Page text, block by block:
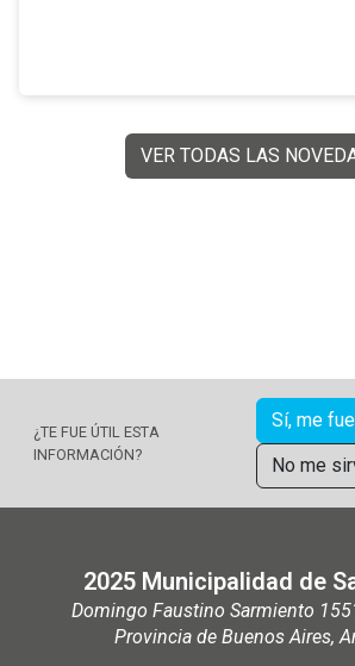
VER TODAS LAS
¿TE FUE ÚTIL ESTA
INFORMACIÓN?
Sí, me
No me
2025 Municipalidad de
Domingo Faustino Sarmiento
Provincia de Buenos Aires,